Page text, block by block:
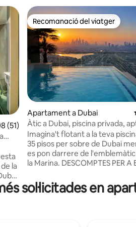
puntuació mitjana d'un total de 5; 51
(51)
la
i
Recomanació del viatger
Recomanació del viatger
Apartament a Dubai
Àtic a Dubai, piscina privada,
famílies, 2 dormitoris
Imagina't flotant a la teva
35 pisos per sobre de Dubai
es pon darrere de
la Marina. DESCOMPTES PER A ESTADES
Completament privat i sense
mirin, aquest impressionant
sol·licitades en